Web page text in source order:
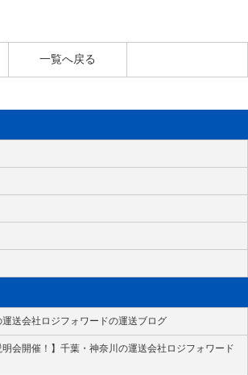
一覧へ戻る
運送会社ロジフォワードの運送ブログ
明会開催！】千葉・神奈川の運送会社ロジフォワード